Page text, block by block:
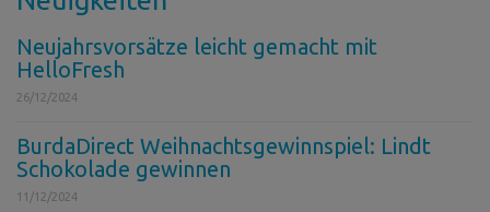
Neujahrsvorsätze leicht gemacht mit
HelloFresh
26/12/2024
BurdaDirect Weihnachtsgewinnspiel: Lindt
Schokolade gewinnen
11/12/2024